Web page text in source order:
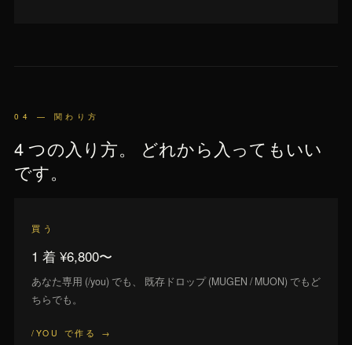
04 — 関わり方
4 つの入り方。 どれから入ってもいい
です。
買う
1 着 ¥6,800〜
あなた専用 (/you) でも、 既存ドロップ (MUGEN / MUON) でもど
ちらでも。
/YOU で作る →